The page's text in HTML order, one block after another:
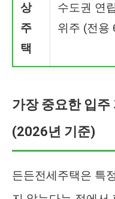
상
주
택
수도권 연
위주 (전용
가장 중요한 입주
(2026년 기준)
든든전세주택은 특